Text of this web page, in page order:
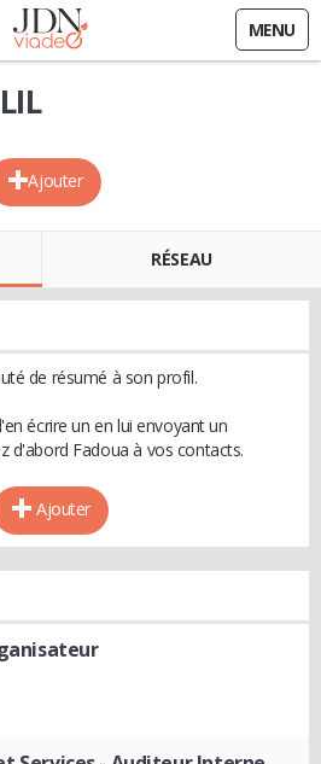
MENU
Ajouter
RÉSEAU
de résumé à son profil.
écrire un en lui envoyant un
d'abord Fadoua à vos contacts.
Ajouter